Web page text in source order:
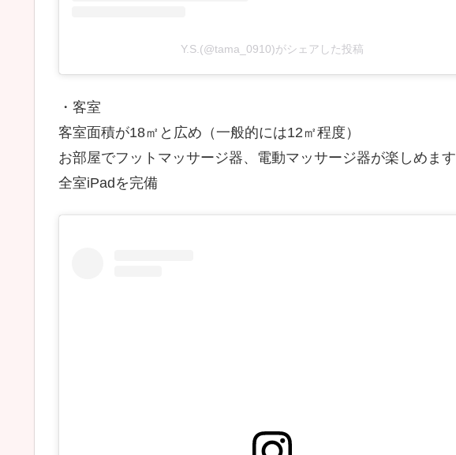
Y.S.(@tama_0910)がシェアした投稿
・客室
客室面積が18㎡と広め（一般的には12㎡程度）
お部屋でフットマッサージ器、電動マッサージ器が楽しめます
全室iPadを完備